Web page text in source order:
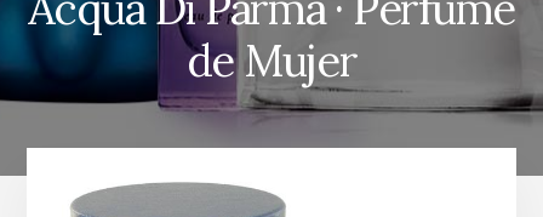
de Mujer